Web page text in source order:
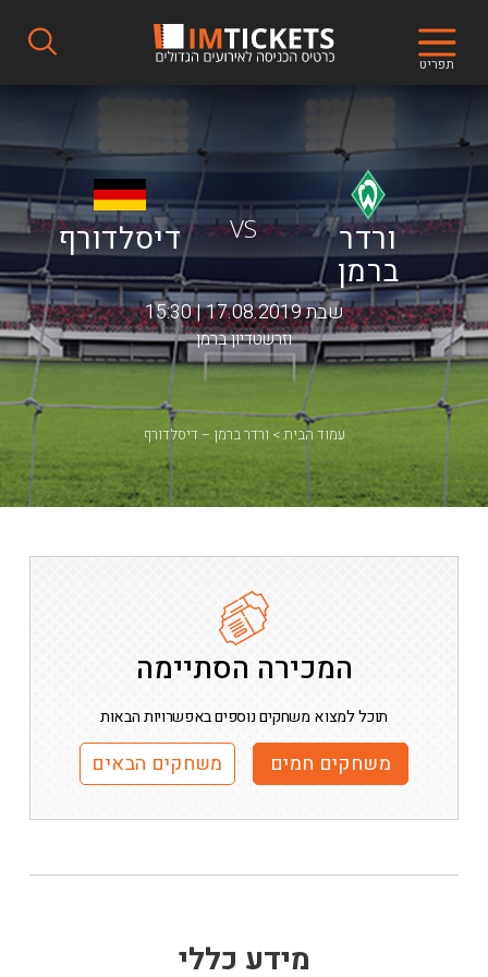
תפריט
ורדר
ברמן
VS דיסלדורף
שבת 17.08.2019 | 15:30
וזרשטדיון ברמן
ורדר ברמן – דיסלדורף עמוד הבית
המכירה הסתיימה
תוכל למצוא משחקים נוספים באפשרויות הבאות
משחקים חמים משחקים הבאים
מידע כללי